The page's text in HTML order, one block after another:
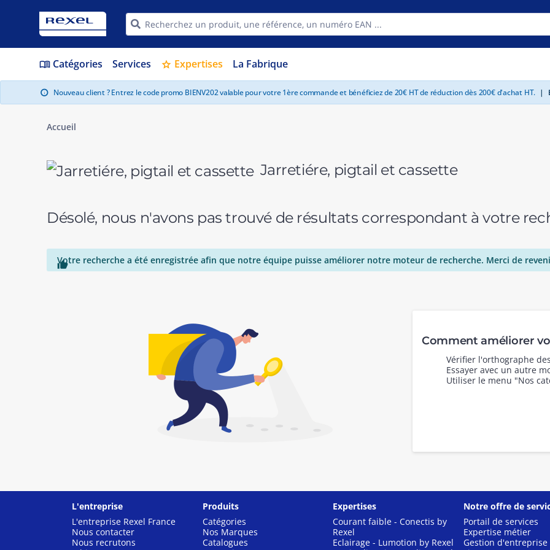
menu_book Catégories Services star Expertises La Fabrique
info Nouveau client ? Entrez le code promo BIENV202 valable pour votre 1ère commande et bénéficiez de 20€ HT de réduction dès 200€ d'achat HT. |
Accueil
Jarretiére, pigtail et cassette
Désolé, nous n'avons pas trouvé de résultats correspondant à votre

Votre recherche a été enregistrée afin que notre équipe puisse améliorer notre moteur de recherche. Merci de
Comment améliorer
Vérifier l'orthographe
Essayer avec un autre
Utiliser le menu "Nos
L'entreprise
L'entreprise Rexel France
Nous contacter
Nous recrutons
Produits
Catégories
Nos Marques
Catalogues
Expertises
Courant faible - Conectis by
Rexel
Eclairage - Lumotion by Rexel
Notre offre de
Portail de services
Expertise métier
Gestion d'entreprise